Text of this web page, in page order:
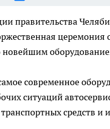
правительства
современное
ситуаций
средств и